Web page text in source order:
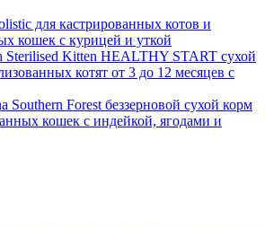
для кастрированных котов и
кошек с курицей и уткой
Sterilised Kitten HEALTHY START сухой
котят от 3 до 12 месяцев с
Southern Forest беззерновой сухой корм
кошек с индейкой, ягодами и